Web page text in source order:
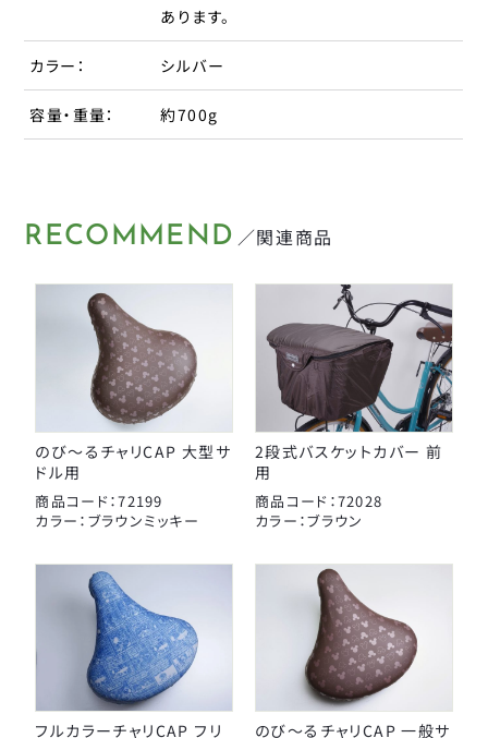
ライト・反射板
カギ
あります。
カラー： シルバー
容量・重量： 約700g
RECOMMEND ／関連商品
のび～るチャリCAP 大型サ
ドル用
商品コード：72199
カラー：ブラウンミッキー
2段式バスケットカバー 前
用
商品コード：72028
カラー：ブラウン
フルカラーチャリCAP フリ のび～るチャリCAP 一般サ